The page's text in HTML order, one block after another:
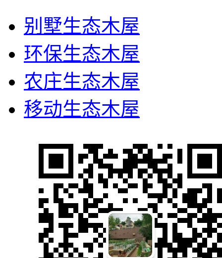
别墅生态木屋
环保生态木屋
农庄生态木屋
移动生态木屋